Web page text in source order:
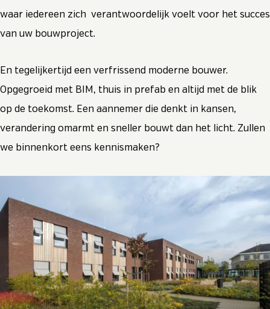
waar iedereen zich verantwoordelijk voelt voor het succes
van uw bouwproject.
En tegelijkertijd een verfrissend moderne bouwer.
Opgegroeid met BIM, thuis in prefab en altijd met de blik
op de toekomst. Een aannemer die denkt in kansen,
verandering omarmt en sneller bouwt dan het licht. Zullen
we binnenkort eens kennismaken?